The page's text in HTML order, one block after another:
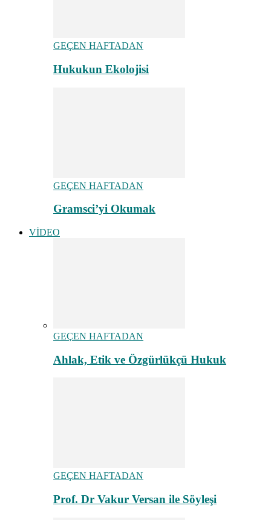
GEÇEN HAFTADAN
Hukukun Ekolojisi
GEÇEN HAFTADAN
Gramsci’yi Okumak
VİDEO
GEÇEN HAFTADAN
Ahlak, Etik ve Özgürlükçü Hukuk
GEÇEN HAFTADAN
Prof. Dr Vakur Versan ile Söyleşi